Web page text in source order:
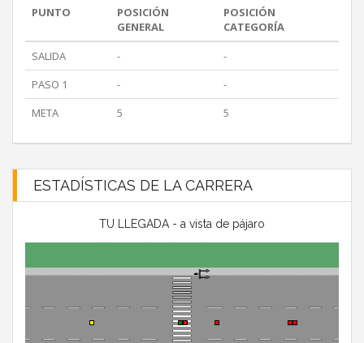
PUNTO
POSICIÓN
GENERAL
POSICIÓN
CATEGORÍA
SALIDA
-
-
PASO 1
-
-
META
5 5
ESTADÍSTICAS DE LA CARRERA
TU LLEGADA - a vista de pájaro